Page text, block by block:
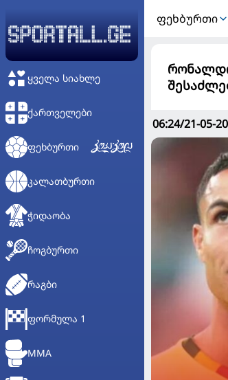
ᲧᲕᲔᲚᲐ ᲡᲘᲐᲮᲚᲔ
ᲥᲐᲠᲗᲕᲔᲚᲔᲑᲘ
ᲤᲔᲮᲑᲣᲠᲗᲘ
ᲙᲐᲚᲐᲗᲑᲣᲠᲗᲘ
ᲭᲘᲓᲐᲝᲑᲐ
ᲩᲝᲒᲑᲣᲠᲗᲘ
ᲠᲐᲒᲑᲘ
ᲤᲝᲠᲛᲣᲚᲐ 1
MMA
ᲤᲔᲮᲑᲣᲠᲗᲘ
06:24/21-05-